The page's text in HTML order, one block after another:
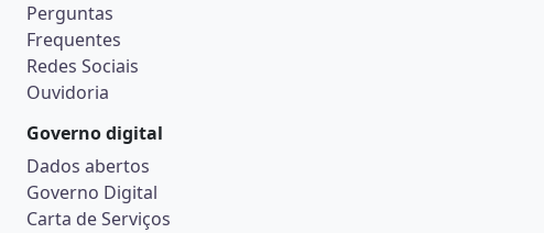
Perguntas
Frequentes
Redes Sociais
Ouvidoria
Governo digital
Dados abertos
Governo Digital
Carta de Serviços